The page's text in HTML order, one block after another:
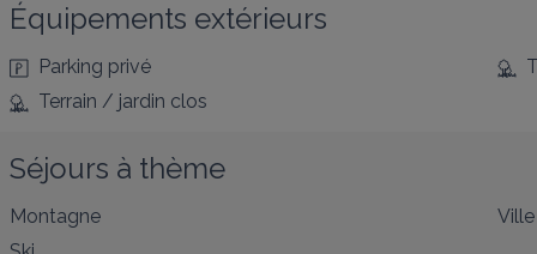
Équipements extérieurs
Parking privé
Terrain / jardin clos
Séjours à thème
Montagne
Ville